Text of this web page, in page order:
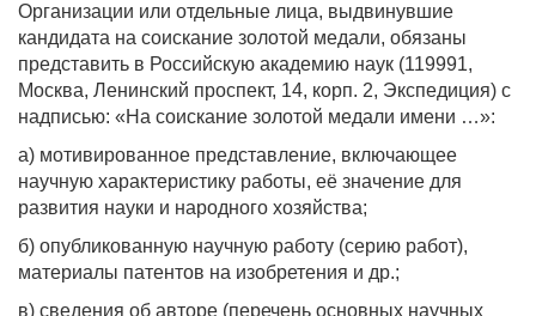
Организации или отдельные лица, выдвинувшие
кандидата на соискание золотой медали, обязаны
представить в Российскую академию наук (119991,
Москва, Ленинский проспект, 14, корп. 2, Экспедиция) с
надписью: «На соискание золотой медали имени …»:
а) мотивированное представление, включающее
научную характеристику работы, её значение для
развития науки и народного хозяйства;
б) опубликованную научную работу (серию работ),
материалы патентов на изобретения и др.;
в) сведения об авторе (перечень основных научных